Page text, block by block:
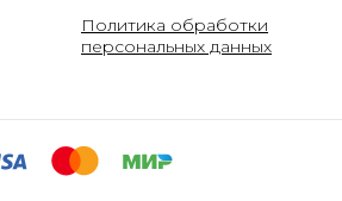
Политика обработки
персональных данных